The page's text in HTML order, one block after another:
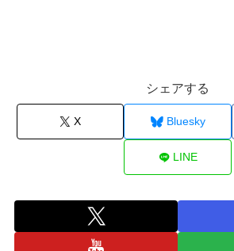
シェアする
X Bluesky
LINE